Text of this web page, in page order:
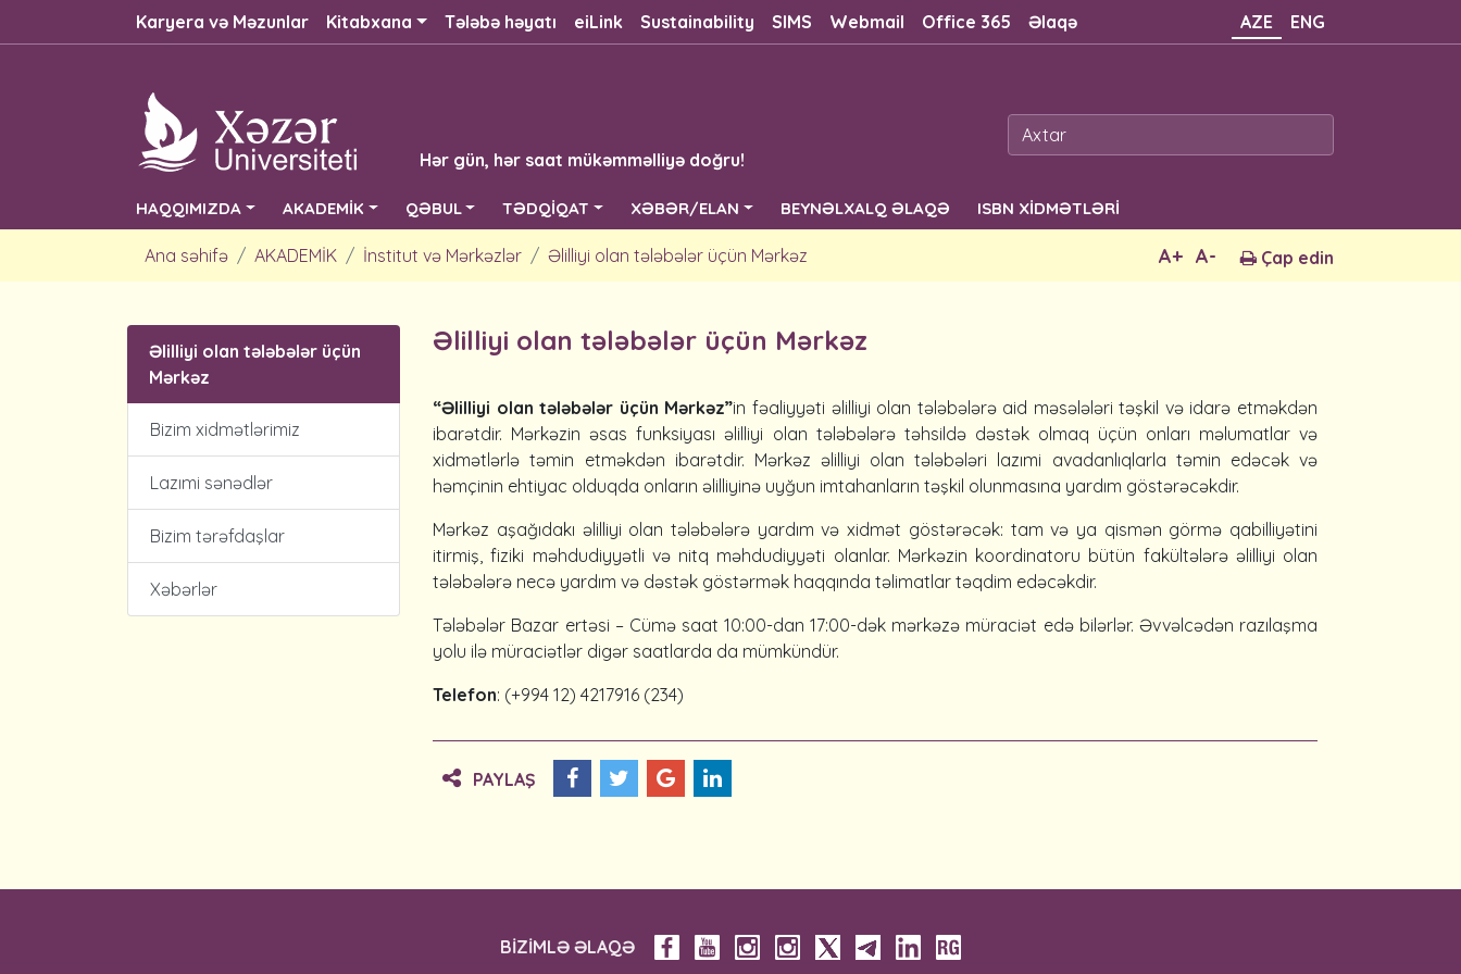
Karyera və Məzunlar Kitabxana Tələbə həyatı eiLink Sustainability SIMS Webmail Office 365 Əlaqə AZE ENG
Hər gün, hər saat mükəmməlliyə doğru!
HAQQIMIZDA AKADEMİK QƏBUL TƏDQİQAT XƏBƏR/ELAN BEYNƏLXALQ ƏLAQƏ ISBN XİDMƏTLƏRİ
Ana səhifə AKADEMİK İnstitut və Mərkəzlər Əlilliyi olan tələbələr üçün Mərkəz Çap edin
A-
A+
Əlilliyi olan tələbələr üçün
Mərkəz
Bizim xidmətlərimiz
Lazımi sənədlər
Bizim tərəfdaşlar
Xəbərlər
Əlilliyi olan tələbələr üçün Mərkəz
“Əlilliyi olan tələbələr üçün Mərkəz”in fəaliyyəti əlilliyi olan tələbələrə aid məsələləri təşkil və idarə etməkdən
ibarətdir. Mərkəzin əsas funksiyası əlilliyi olan tələbələrə təhsildə dəstək olmaq üçün onları məlumatlar və
xidmətlərlə təmin etməkdən ibarətdir. Mərkəz əlilliyi olan tələbələri lazımi avadanlıqlarla təmin edəcək və
həmçinin ehtiyac olduqda onların əlilliyinə uyğun imtahanların təşkil olunmasına yardım göstərəcəkdir.
Mərkəz aşağıdakı əlilliyi olan tələbələrə yardım və xidmət göstərəcək: tam və ya qismən görmə qabilliyətini
itirmiş, fiziki məhdudiyyətli və nitq məhdudiyyəti olanlar. Mərkəzin koordinatoru bütün fakültələrə əlilliyi olan
tələbələrə necə yardım və dəstək göstərmək haqqında təlimatlar təqdim edəcəkdir.
Tələbələr Bazar ertəsi – Cümə saat 10:00-dan 17:00-dək mərkəzə müraciət edə bilərlər. Əvvəlcədən razılaşma
yolu ilə müraciətlər digər saatlarda da mümkündür.
Telefon: (+994 12) 4217916 (234)
PAYLAŞ
BİZİMLƏ ƏLAQƏ